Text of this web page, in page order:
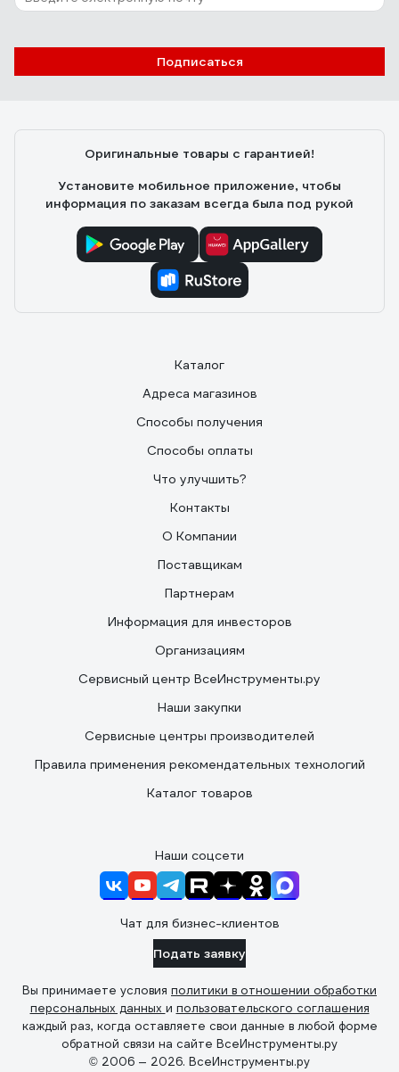
модель 10, размер 350х410 мм, 95 г
Подписаться
Оригинальные товары с гарантией!
Установите мобильное приложение, чтобы
информация по заказам всегда была под рукой
Каталог
Адреса магазинов
Способы получения
Способы оплаты
Что улучшить?
Контакты
О Компании
Поставщикам
Партнерам
Информация для инвесторов
Организациям
Сервисный центр ВсеИнструменты.ру
Наши закупки
Сервисные центры производителей
Правила применения рекомендательных технологий
Каталог товаров
Наши соцсети
Чат для бизнес-клиентов
Подать заявку
Вы принимаете условия политики в отношении обработки
персональных данных и пользовательского соглашения
каждый раз, когда оставляете свои данные в любой форме
обратной связи на сайте ВсеИнструменты.ру
© 2006 — 2026. ВсеИнструменты.ру